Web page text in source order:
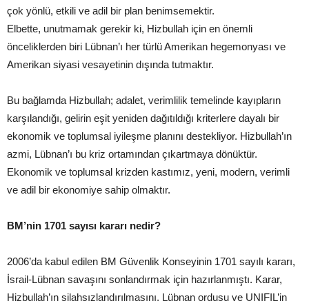
çok yönlü, etkili ve adil bir plan benimsemektir.
Elbette, unutmamak gerekir ki, Hizbullah için en önemli
önceliklerden biri Lübnan’ı her türlü Amerikan hegemonyası ve
Amerikan siyasi vesayetinin dışında tutmaktır.
Bu bağlamda Hizbullah; adalet, verimlilik temelinde kayıpların
karşılandığı, gelirin eşit yeniden dağıtıldığı kriterlere dayalı bir
ekonomik ve toplumsal iyileşme planını destekliyor. Hizbullah’ın
azmi, Lübnan’ı bu kriz ortamından çıkartmaya dönüktür.
Ekonomik ve toplumsal krizden kastımız, yeni, modern, verimli
ve adil bir ekonomiye sahip olmaktır.
BM’nin 1701 sayısı kararı nedir?
2006’da kabul edilen BM Güvenlik Konseyinin 1701 sayılı kararı,
İsrail-Lübnan savaşını sonlandırmak için hazırlanmıştı. Karar,
Hizbullah’ın silahsızlandırılmasını, Lübnan ordusu ve UNIFIL’in